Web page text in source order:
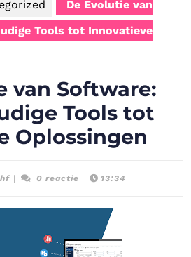
De Evolutie van
Tools tot Innovatieve
van Software:
Tools tot
Oplossingen
on2vhf0 reactie 13:34